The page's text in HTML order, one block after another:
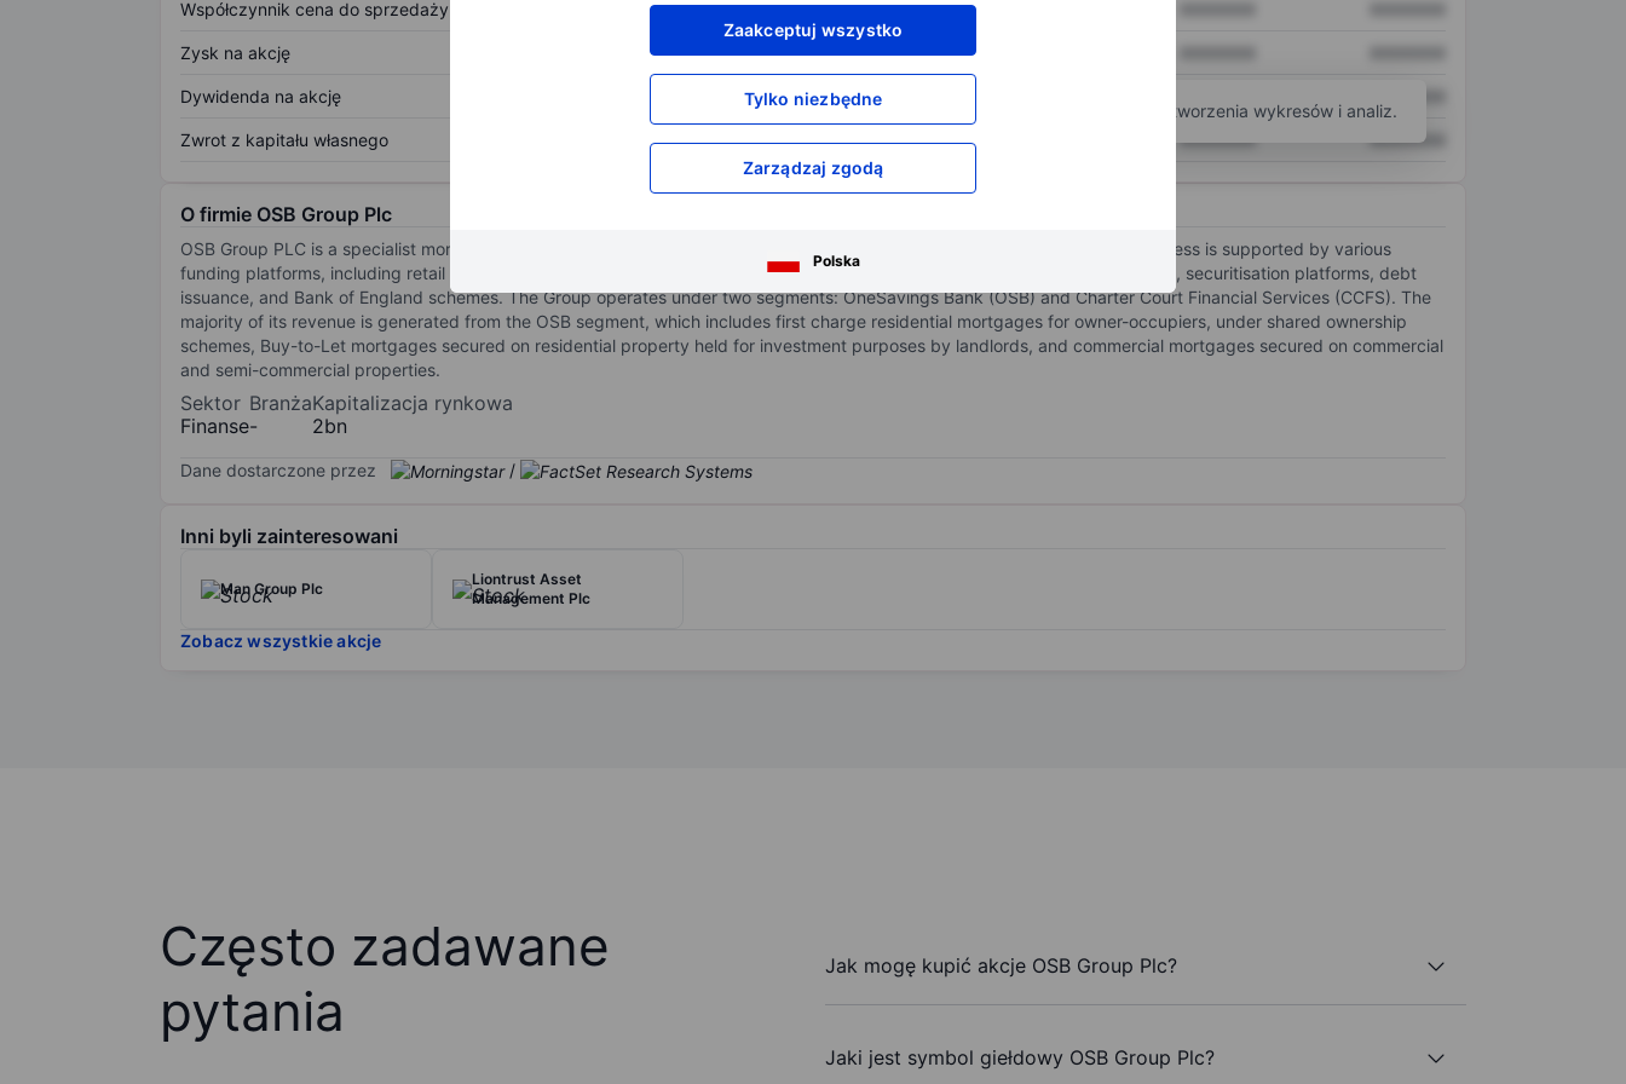
Zaakceptuj wszystko
Tylko niezbędne
Zarządzaj zgodą
Polska
Współczynnik cena do sprzedaży XXXXXXX
Zysk na akcję XXXXXXX
Dywidenda na akcję XXXXXXX
Zwrot z kapitału własnego XXXXXXX XXXXXXX XXXXXXX
Otwórz kontoaby uzyskać dostęp do większej ilości narzędzi do tworzenia wykresów i analiz.
O firmie OSB Group Plc
OSB Group PLC is a specialist mortgage lender, focused on selected sub-segments of the mortgage market. Its lending business is supported by various
funding platforms, including retail savings deposits sourced under two brands: Kent Reliance and Charter Savings Bank (CSB), securitisation platforms, debt
issuance, and Bank of England schemes. The Group operates under two segments: OneSavings Bank (OSB) and Charter Court Financial Services (CCFS). The
majority of its revenue is generated from the OSB segment, which includes first charge residential mortgages for owner-occupiers, under shared ownership
schemes, Buy-to-Let mortgages secured on residential property held for investment purposes by landlords, and commercial mortgages secured on commercial
and semi-commercial properties.
Sektor
Finanse
Branża
-
Kapitalizacja rynkowa
2bn
Dane dostarczone przez /
Inni byli zainteresowani
Man Group Plc
Liontrust Asset
Management Plc
Zobacz wszystkie akcje
Często zadawane
pytania
Jak mogę kupić akcje OSB Group Plc?
Jaki jest symbol giełdowy OSB Group Plc?